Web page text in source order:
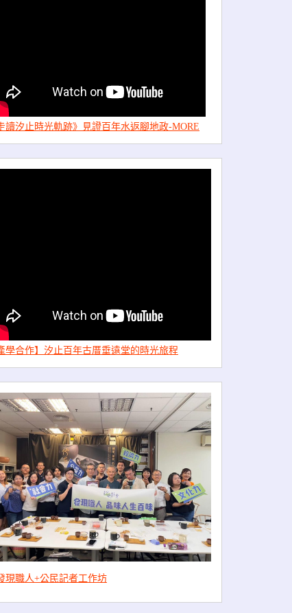
讀汐止時光軌跡》見證百年水返腳地政-MORE
學合作】汐止百年古厝垂遠堂的時光旅程
現職人+公民記者工作坊